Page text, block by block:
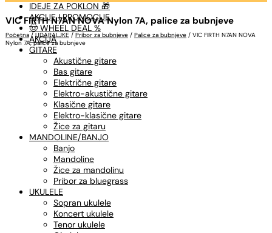
IDEJE ZA POKLON 🎁
AKCIJE I PROMOCIJE
🤠 WHEEL DEAL %
AKCIJA
GITARE
Akustične gitare
Bas gitare
Električne gitare
Elektro-akustične gitare
Klasične gitare
Elektro-klasične gitare
Žice za gitaru
MANDOLINE/BANJO
Banjo
Mandoline
Žice za mandolinu
Pribor za bluegrass
UKULELE
Sopran ukulele
Koncert ukulele
Tenor ukulele
VIC FIRTH N7AN NOVA Nylon 7A, palice za bubnjeve
Početna / UDARALJKE / Pribor za bubnjeve / Palice za bubnjeve / VIC FIRTH N7AN NOVA
Nylon 7A, palice za bubnjeve